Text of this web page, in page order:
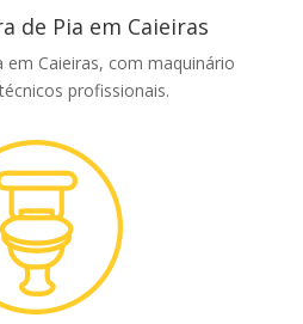
de Pia em Caieiras
em Caieiras, com maquinário
profissionais.